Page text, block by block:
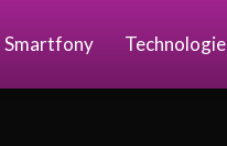
Smartfony Technologie